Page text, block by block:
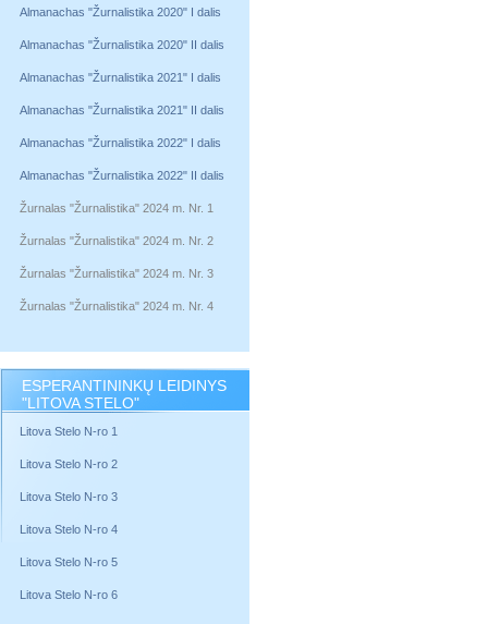
Almanachas "Žurnalistika 2020" I dalis
Almanachas "Žurnalistika 2020" II dalis
Almanachas "Žurnalistika 2021" I dalis
Almanachas "Žurnalistika 2021" II dalis
Almanachas "Žurnalistika 2022" I dalis
Almanachas "Žurnalistika 2022" II dalis
Žurnalas "Žurnalistika" 2024 m. Nr. 1
Žurnalas "Žurnalistika" 2024 m. Nr. 2
Žurnalas "Žurnalistika" 2024 m. Nr. 3
Žurnalas "Žurnalistika" 2024 m. Nr. 4
ESPERANTININKŲ LEIDINYS
"LITOVA STELO"
Litova Stelo N-ro 1
Litova Stelo N-ro 2
Litova Stelo N-ro 3
Litova Stelo N-ro 4
Litova Stelo N-ro 5
Litova Stelo N-ro 6